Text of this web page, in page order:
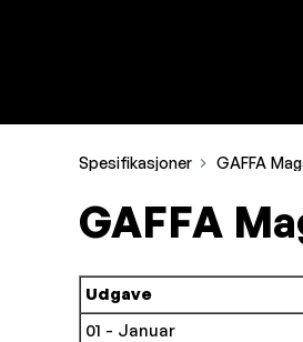
Spesifikasjoner GAFFA
GAFFA
Udgave
01 - Januar